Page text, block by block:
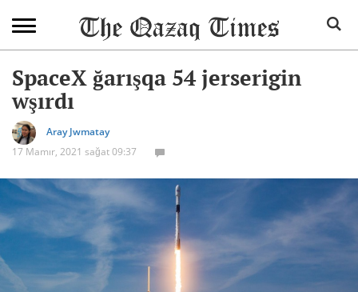
SpaceX ğarışqa 54 jerserigin
wşırdı
Aray Jwmatay
17 Mamır, 2021 sağat 09:37